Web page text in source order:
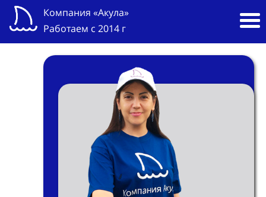
Компания «Акула»
Работаем с 2014 г